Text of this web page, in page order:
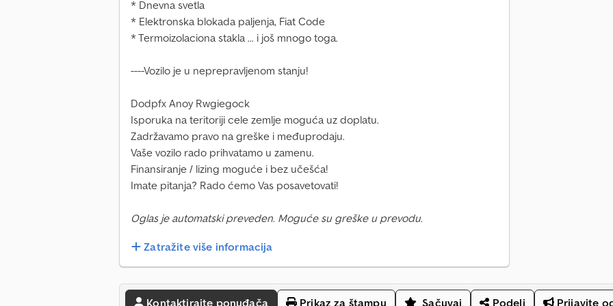
* Dnevna svetla
* Elektronska blokada paljenja, Fiat Code
* Termoizolaciona stakla ... i još mnogo toga.
----Vozilo je u neprepravljenom stanju!
Dodpfx Anoy Rwgiegock
Isporuka na teritoriji cele zemlje moguća uz doplatu.
Zadržavamo pravo na greške i međuprodaju.
Vaše vozilo rado prihvatamo u zamenu.
Finansiranje / lizing moguće i bez učešća!
Imate pitanja? Rado ćemo Vas posavetovati!
Oglas je automatski preveden. Moguće su greške u prevodu.
Zatražite više informacija
Kontaktirajte ponuđača Prikaz za štampu Sačuvaj Podeli Prijavite